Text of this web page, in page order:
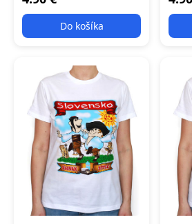
Do košíka